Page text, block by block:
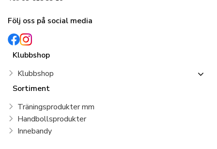
Följ oss på social media
Klubbshop
Klubbshop
Sortiment
Träningsprodukter mm
Handbollsprodukter
Innebandy